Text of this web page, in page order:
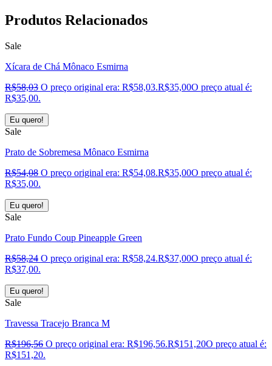
Produtos Relacionados
Sale
Xícara de Chá Mônaco Esmirna
R$58,03 O preço original era: R$58,03.R$35,00O preço atual é:
R$35,00.
Eu quero!
Sale
Prato de Sobremesa Mônaco Esmirna
R$54,08 O preço original era: R$54,08.R$35,00O preço atual é:
R$35,00.
Eu quero!
Sale
Prato Fundo Coup Pineapple Green
R$58,24 O preço original era: R$58,24.R$37,00O preço atual é:
R$37,00.
Eu quero!
Sale
Travessa Tracejo Branca M
R$196,56 O preço original era: R$196,56.R$151,20O preço atual é:
R$151,20.